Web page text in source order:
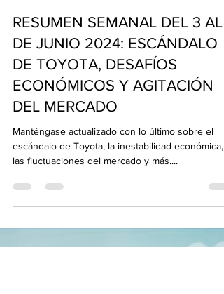
10 jun 2024
RESUMEN SEMANAL DEL 3 AL
DE JUNIO 2024: ESCÁNDALO